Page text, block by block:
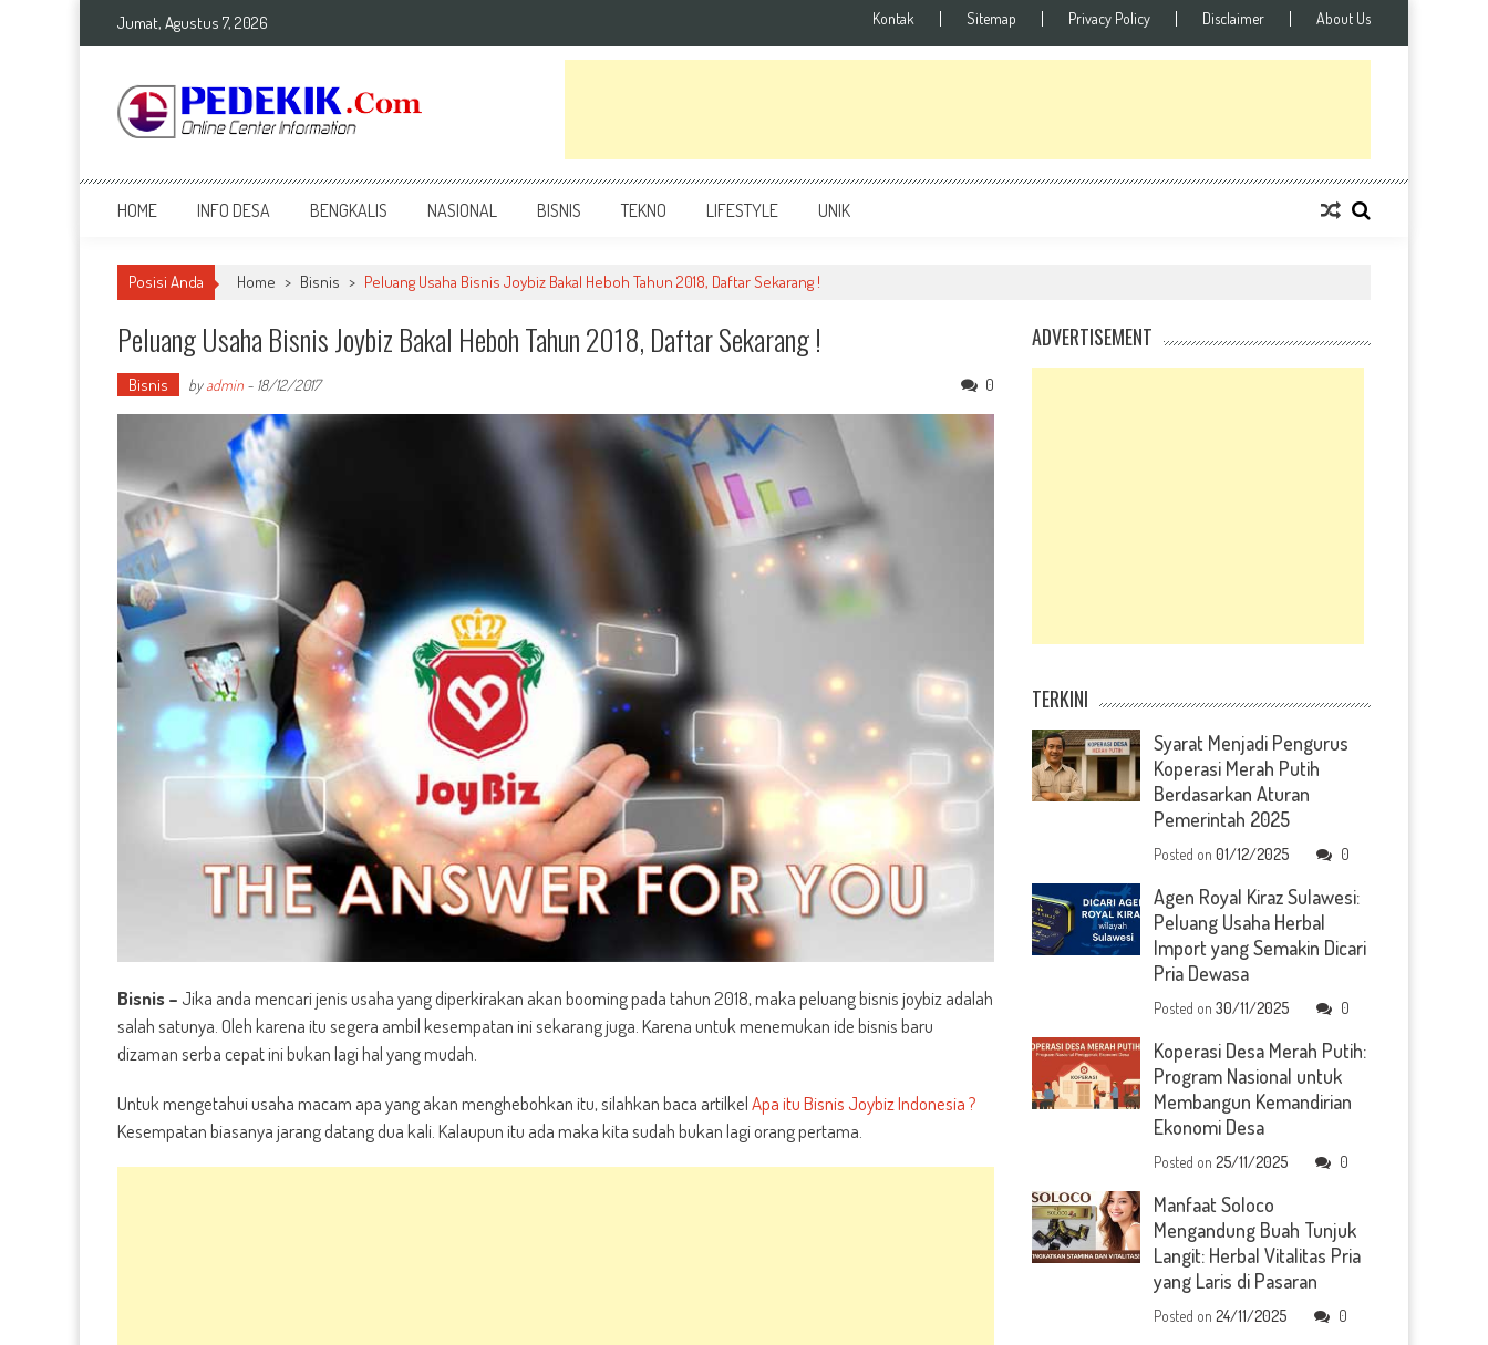
Jumat, Agustus 7, 2026 Kontak Sitemap Privacy Policy Disclaimer About Us
Top Info
HOME INFO DESA BENGKALIS NASIONAL BISNIS TEKNO LIFESTYLE UNIK
Posisi Anda Home > Bisnis > Peluang Usaha Bisnis Joybiz Bakal Heboh Tahun 2018, Daftar Sekarang !
Peluang Usaha Bisnis Joybiz Bakal Heboh Tahun 2018, Daftar Sekarang !
Bisnis byadmin - 18/12/2017 0
Bisnis – Jika anda mencari jenis usaha yang diperkirakan akan booming pada tahun 2018, maka peluang bisnis joybiz adalah
salah satunya. Oleh karena itu segera ambil kesempatan ini sekarang juga. Karena untuk menemukan ide bisnis baru
dizaman serba cepat ini bukan lagi hal yang mudah.
Untuk mengetahui usaha macam apa yang akan menghebohkan itu, silahkan baca artilkelApa itu Bisnis Joybiz Indonesia ?
Kesempatan biasanya jarang datang dua kali. Kalaupun itu ada maka kita sudah bukan lagi orang pertama.
ADVERTISEMENT
TERKINI
Syarat Menjadi Pengurus
Koperasi Merah Putih
Berdasarkan Aturan
Pemerintah 2025
Posted on01/12/2025 0
Agen Royal Kiraz Sulawesi:
Peluang Usaha Herbal
Import yang Semakin Dicari
Pria Dewasa
Posted on30/11/2025 0
Koperasi Desa Merah Putih:
Program Nasional untuk
Membangun Kemandirian
Ekonomi Desa
Posted on25/11/2025 0
Manfaat Soloco
Mengandung Buah Tunjuk
Langit: Herbal Vitalitas Pria
yang Laris di Pasaran
Posted on24/11/2025 0